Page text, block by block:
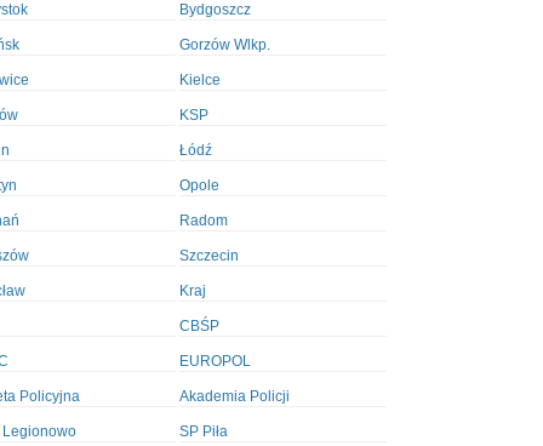
Bydgoszcz
Gorzów Wlkp.
Kielce
KSP
Łódź
Opole
Radom
Szczecin
Kraj
CBŚP
EUROPOL
Policyjna Akademia Policji
Legionowo SP Piła